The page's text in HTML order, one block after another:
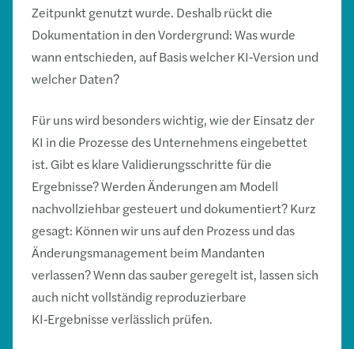
Zeitpunkt genutzt wurde. Deshalb rückt die
Dokumentation in den Vordergrund: Was wurde
wann entschieden, auf Basis welcher KI‑Version und
welcher Daten?
Für uns wird besonders wichtig, wie der Einsatz der
KI in die Prozesse des Unternehmens eingebettet
ist. Gibt es klare Validierungsschritte für die
Ergebnisse? Werden Änderungen am Modell
nachvollziehbar gesteuert und dokumentiert? Kurz
gesagt: Können wir uns auf den Prozess und das
Änderungsmanagement beim Mandanten
verlassen? Wenn das sauber geregelt ist, lassen sich
auch nicht vollständig reproduzierbare
KI‑Ergebnisse verlässlich prüfen.